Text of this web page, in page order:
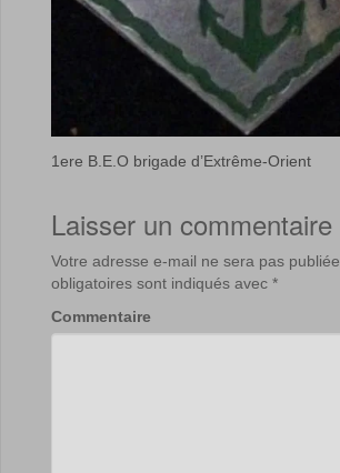
1ere B.E.O brigade d’Extrême-Orient
Laisser un commentaire
Votre adresse e-mail ne sera pas publiée.
obligatoires sont indiqués avec *
Commentaire